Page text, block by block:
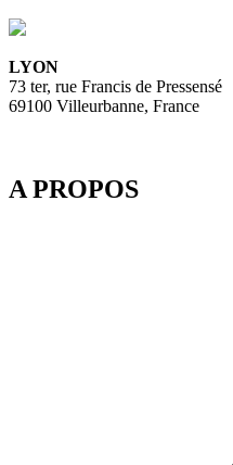
LYON
73 ter, rue Francis de Pressensé
69100 Villeurbanne, France
A PROPOS